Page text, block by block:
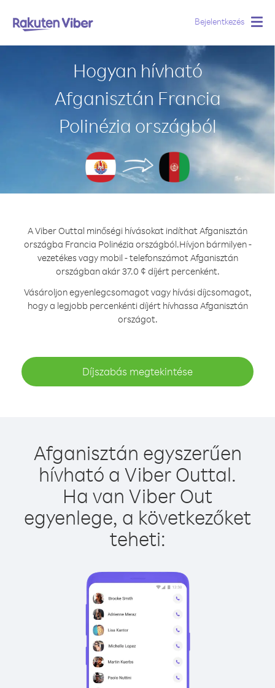
Bejelentkezés
Hogyan hívható
Afganisztán Francia
Polinézia országból
A Viber Outtal minőségi hívásokat indíthat Afganisztán
országba Francia Polinézia országból.Hívjon bármilyen -
vezetékes vagy mobil - telefonszámot Afganisztán
országban akár 37.0 ¢ díjért percenként.
Vásároljon egyenlegcsomagot vagy hívási díjcsomagot,
hogy a legjobb percenkénti díjért hívhassa Afganisztán
országot.
Díjszabás megtekintése
Afganisztán egyszerűen
hívható a Viber Outtal.
Ha van Viber Out
egyenlege, a következőket
teheti: